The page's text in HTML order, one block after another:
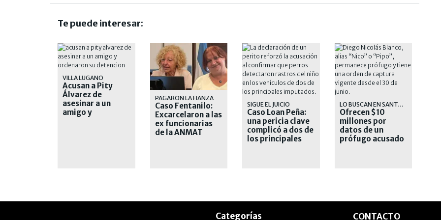
Te puede interesar:
VILLA LUGANO
Acusan a Pity
Álvarez de
asesinar a un
amigo y
PAGARON LA FIANZA
Caso Fentanilo:
Excarcelaron a las
ex funcionarias
de la ANMAT
SIGUE EL JUICIO
Caso Loan Peña:
una pericia clave
complicó a dos de
los principales
LO BUSCAN EN SANTA FE
Ofrecen $10
millones por
datos de un
prófugo acusado
Categorías CONTACTO